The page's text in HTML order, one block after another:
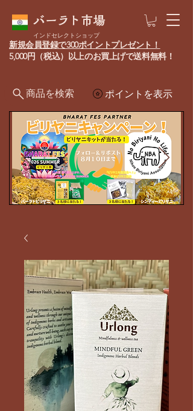
バーラト市場
ポイントを表示
新規会員登録で300ポイントプレゼント！
5,000円（税込）以上のお買上げで送料無料！
インドセレクトショップ
商品を検索